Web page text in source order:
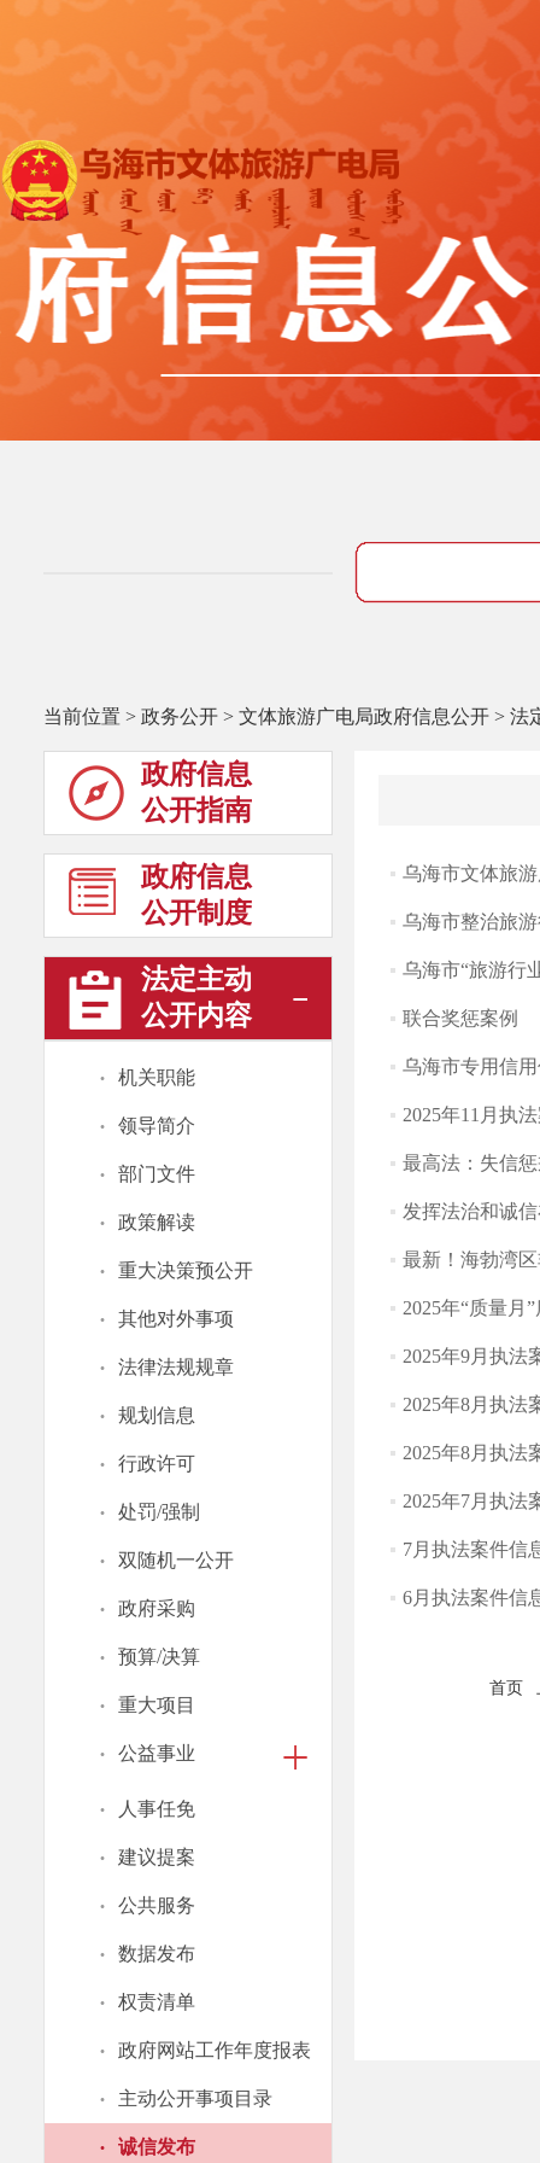
当前位置 > 政务公开 > 文体旅游广电局政府信息公开 > 法
政府信息
公开指南
政府信息
公开制度
法定主动
公开内容
· 机关职能
· 领导简介
· 部门文件
· 政策解读
· 重大决策预公开
· 其他对外事项
· 法律法规规章
· 规划信息
· 行政许可
· 处罚/强制
· 双随机一公开
· 政府采购
· 预算/决算
· 重大项目
· 公益事业
· 人事任免
· 建议提案
· 公共服务
· 数据发布
· 权责清单
· 政府网站工作年度报表
· 主动公开事项目录
· 诚信发布
乌海市文体旅
乌海市整治旅
乌海市“旅游行
联合奖惩案例
乌海市专用信
2025年11月执
最高法：失信
发挥法治和诚
最新！海勃湾
2025年“质量月
2025年9月执法
2025年8月执法
2025年8月执法
2025年7月执法
7月执法案件信
6月执法案件信
首页